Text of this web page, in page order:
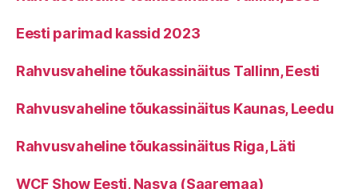
Eesti parimad kassid 2023
Rahvusvaheline tõukassinäitus Tallinn, Eesti
Rahvusvaheline tõukassinäitus Kaunas, Leedu
Rahvusvaheline tõukassinäitus Riga, Läti
WCF Show Eesti, Nasva (Saaremaa)